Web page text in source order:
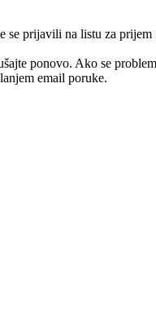
se prijavili na listu za prijem
ponovo. Ako se
email poruke.